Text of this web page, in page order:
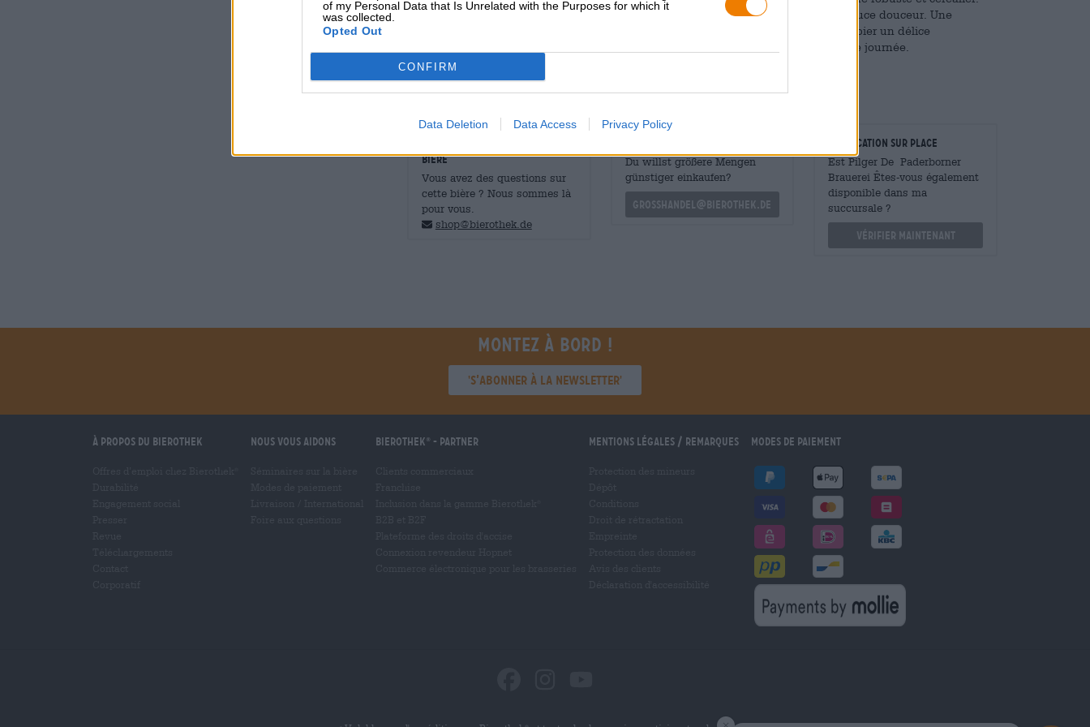
of my Personal Data that Is Unrelated with the Purposes for which it
was collected.
Opted Out
CONFIRM
Data Deletion Data Access Privacy Policy
Le parfum et le goût se caractérisent par une variété de notes maltées et une douce douceur. Une
amertume légèrement amère souligne le jeu des arômes et fait de la Pilger Landbier un délice
savoureux après les randonnées, en fin de semaine ou tout simplement en fin de journée.
BIÈRE
Vous avez des questions sur
cette bière ? Nous sommes là
pour vous.
shop@bierothek.de
Du willst größere Mengen
günstiger einkaufen?
grosshandel@bierothek.de
Vérification sur place
Est Pilger De Paderborner
Brauerei Êtes-vous également
disponible dans ma
succursale ?
Vérifier maintenant
Montez à bord !
'S’abonner à la newsletter'
À propos du Bierothek Nous vous aidons Bierothek - Partner Mentions légales / Remarques Modes de paiement